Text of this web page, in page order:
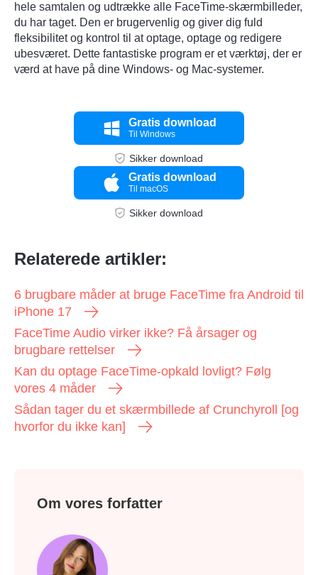
hele samtalen og udtrække alle FaceTime-skærmbilleder,
du har taget. Den er brugervenlig og giver dig fuld
fleksibilitet og kontrol til at optage, optage og redigere
ubesværet. Dette fantastiske program er et værktøj, der er
værd at have på dine Windows- og Mac-systemer.
Gratis download
Til Windows
Sikker download
Gratis download
Til macOS
Sikker download
Relaterede artikler:
6 brugbare måder at bruge FaceTime fra Android til
iPhone 17
FaceTime Audio virker ikke? Få årsager og
brugbare rettelser
Kan du optage FaceTime-opkald lovligt? Følg
vores 4 måder
Sådan tager du et skærmbillede af Crunchyroll [og
hvorfor du ikke kan]
Om vores forfatter